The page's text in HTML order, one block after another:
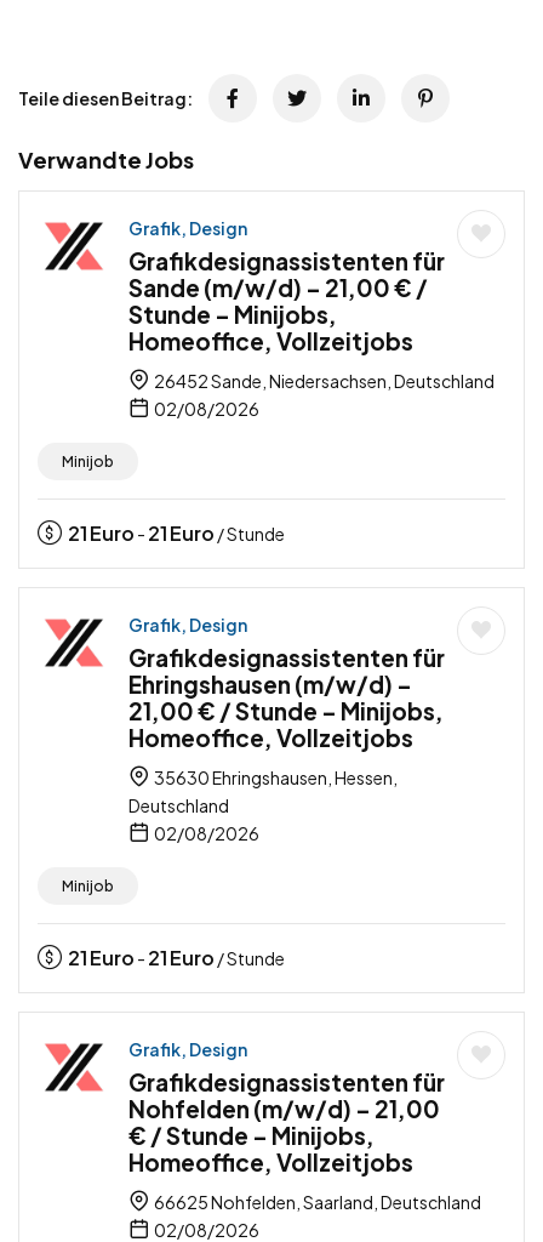
Teile diesen Beitrag:
Verwandte Jobs
Grafik, Design
Grafikdesignassistenten für
Sande (m/w/d) – 21,00 € /
Stunde – Minijobs,
Homeoffice, Vollzeitjobs
26452 Sande, Niedersachsen, Deutschland
02/08/2026
Minijob
21Euro - 21Euro / Stunde
Grafik, Design
Grafikdesignassistenten für
Ehringshausen (m/w/d) –
21,00 € / Stunde – Minijobs,
Homeoffice, Vollzeitjobs
35630 Ehringshausen, Hessen,
Deutschland
02/08/2026
Minijob
21Euro - 21Euro / Stunde
Grafik, Design
Grafikdesignassistenten für
Nohfelden (m/w/d) – 21,00
€ / Stunde – Minijobs,
Homeoffice, Vollzeitjobs
66625 Nohfelden, Saarland, Deutschland
02/08/2026